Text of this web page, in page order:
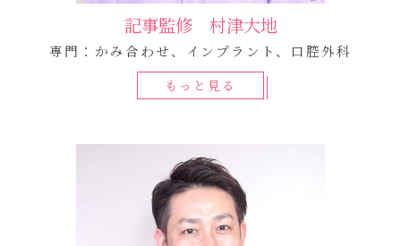
記事監修 村津大地
専門：かみ合わせ、インプラント、口腔外科
もっと見る